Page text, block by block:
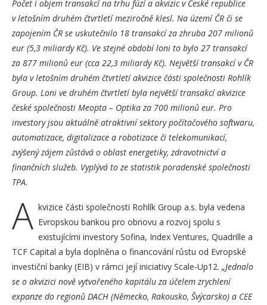
Počet i objem transakcí na trhu fúzí a akvizic v České republice
v letošním druhém čtvrtletí meziročně klesl. Na území ČR či se
zapojením ČR se uskutečnilo 18 transakcí za zhruba 207 milionů
eur (5,3 miliardy Kč). Ve stejné období loni to bylo 27 transakcí
za 877 milionů eur (cca 22,3 miliardy Kč). Největší transakcí v ČR
byla v letošním druhém čtvrtletí akvizice části společnosti Rohlík
Group. Loni ve druhém čtvrtletí byla největší transakcí akvizice
české společnosti Meopta – Optika za 700 milionů eur. Pro
investory jsou aktuálně atraktivní sektory počítačového softwaru,
automatizace, digitalizace a robotizace či telekomunikací,
zvýšený zájem zůstává o oblast energetiky, zdravotnictví a
finančních služeb. Vyplývá to ze statistik poradenské společnosti
TPA.
A kvizice části společnosti Rohlík Group a.s. byla vedena
Evropskou bankou pro obnovu a rozvoj spolu s
existujícími investory Sofina, Index Ventures, Quadrille a
TCF Capital a byla doplněna o financování růstu od Evropské
investiční banky (EIB) v rámci její iniciativy Scale-Up12. „Jednalo
se o akvizici nově vytvořeného kapitálu za účelem zrychlení
expanze do regionů DACH (Německo, Rakousko, Švýcarsko) a CEE